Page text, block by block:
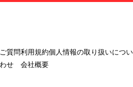
営する本サービスに関するウェブサイ
載された賃貸物件を意味します。
質問
せ
利用規約
会社概要
個人情報の取り扱いにつ